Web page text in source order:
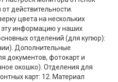
действительности.
цвета на нескольких
эту информацию у наших
отделений (для купюр):
Дополнительные
документов, фотокарт и
окошко). Отделения для
карт: 12. Материал